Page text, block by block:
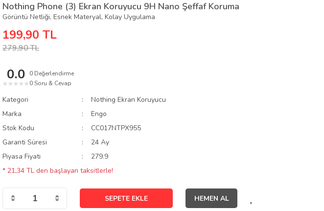
Nothing Phone (3) Ekran Koruyucu 9H Nano Şeffaf Koruma
Görüntü Netliği, Esnek Materyal, Kolay Uygulama
199,90 TL
279,90 TL
0.0
★ ★ ★ ★ ★
0 Değerlendirme
0 Soru & Cevap
Kategori
Nothing Ekran Koruyucu
Marka
Engo
Stok Kodu
CC017NTPX955
Garanti Süresi
24 Ay
Piyasa Fiyatı
279.9
* 21,34 TL den başlayan taksitlerle!
SEPETE EKLE HEMEN AL